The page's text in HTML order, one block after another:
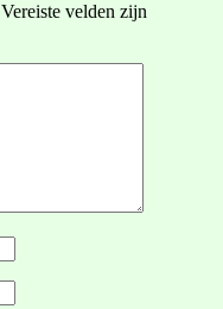
Vereiste velden zijn